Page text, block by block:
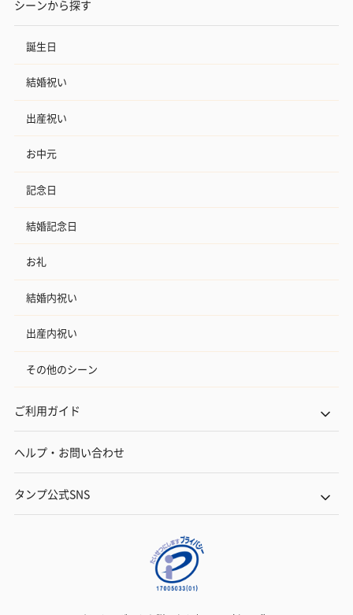
シーンから探す
誕生日
結婚祝い
出産祝い
お中元
記念日
結婚記念日
お礼
結婚内祝い
出産内祝い
その他のシーン
ご利用ガイド
ヘルプ・お問い合わせ
タンプ公式SNS